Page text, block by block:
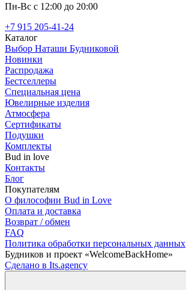
Пн-Вс с 12:00 до 20:00
+7 915 205-41-24
Каталог
Выбор Наташи Будниковой
Новинки
Распродажа
Бестселлеры
Специальная цена
Ювелирные изделия
Атмосфера
Сертификаты
Подушки
Комплекты
Bud in love
Контакты
Блог
Покупателям
О философии Bud in Love
Оплата и доставка
Возврат / обмен
FAQ
Политика обработки персональных данных
Будников и проект «WelcomeBackHome»
Сделано в Its.agency